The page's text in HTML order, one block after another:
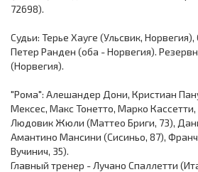
72698).
Судьи: Терье Хауге (Ульсвик,
Петер Ранден (оба - Норвегия).
(Норвегия).
"Рома": Алешандер Дони, Кристиан
Мексес, Макс Тонетто, Марко
Людовик Жюли (Маттео Бриги, 73),
Амантино Мансини (Сисиньо, 87),
Вучинич, 35).
Главный тренер - Лучано Спаллетти